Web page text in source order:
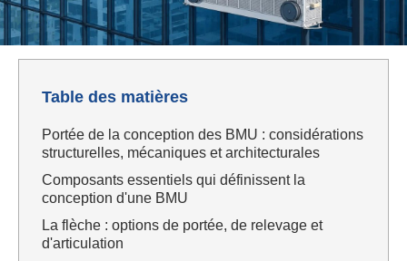
Table des matières
Portée de la conception des BMU : considérations
structurelles, mécaniques et architecturales
Composants essentiels qui définissent la
conception d'une BMU
La flèche : options de portée, de relevage et
d'articulation